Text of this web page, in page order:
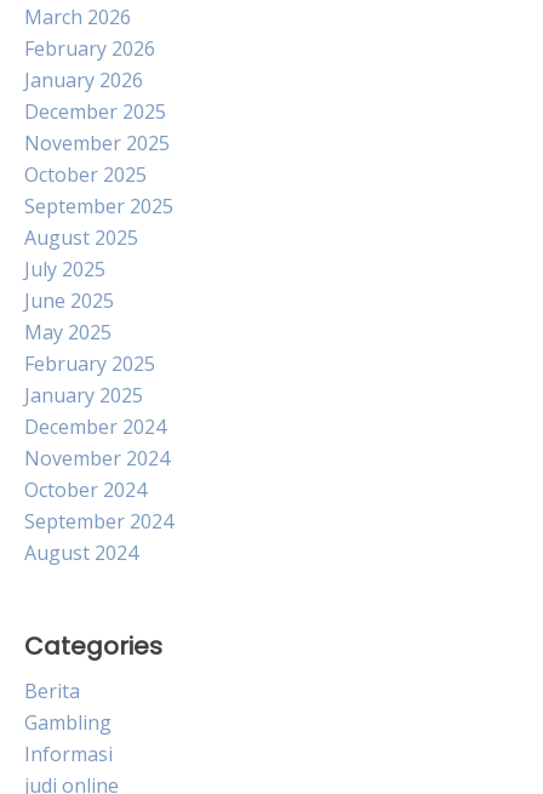
March 2026
February 2026
January 2026
December 2025
November 2025
October 2025
September 2025
August 2025
July 2025
June 2025
May 2025
February 2025
January 2025
December 2024
November 2024
October 2024
September 2024
August 2024
Categories
Berita
Gambling
Informasi
judi online